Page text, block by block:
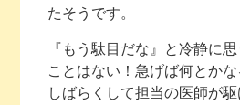
たそうです。
『もう駄目だな』と冷静に
ことはない！急げば何とかな
しばらくして担当の医師が